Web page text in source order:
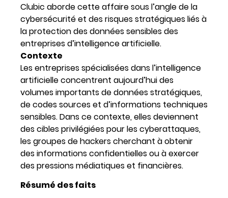
Clubic aborde cette affaire sous l’angle de la
cybersécurité et des risques stratégiques liés à
la protection des données sensibles des
entreprises d’intelligence artificielle.
Contexte
Les entreprises spécialisées dans l’intelligence
artificielle concentrent aujourd’hui des
volumes importants de données stratégiques,
de codes sources et d’informations techniques
sensibles. Dans ce contexte, elles deviennent
des cibles privilégiées pour les cyberattaques,
les groupes de hackers cherchant à obtenir
des informations confidentielles ou à exercer
des pressions médiatiques et financières.
Résumé des faits